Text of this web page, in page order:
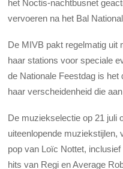
het Noctis-nachtbusnet
vervoeren na het Bal
De MIVB pakt regelmatig uit
haar stations voor speciale
de Nationale Feestdag is
haar verscheidenheid die
De muziekselectie op 21 juli
uiteenlopende muziekstijlen,
pop van Loïc Nottet,
hits van Regi en Average